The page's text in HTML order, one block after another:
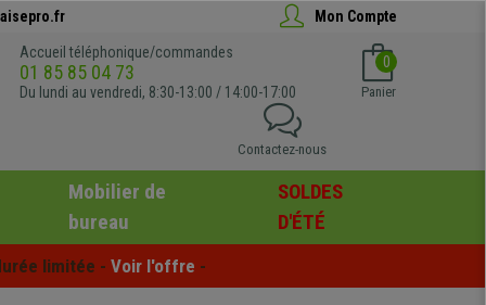
Mon Compte
Accueil téléphonique/commandes
01 85 85 04 73
Du lundi au vendredi, 8:30-13:00 / 14:00-17:00
0
Panier
Contactez-nous
Mobilier de
bureau
SOLDES
D'ÉTÉ
limitée - Voir l'offre -